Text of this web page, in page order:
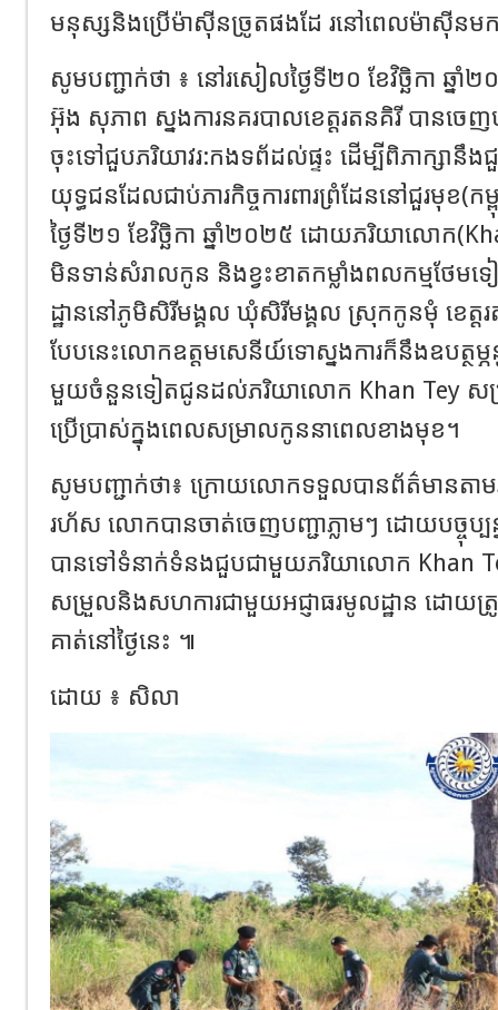
មនុស្សនិងប្រេីម៉ាស៊ីនច្រូតផងដែ រនៅពេលម៉ាស៊ីន
សូមបញ្ជាក់ថា ៖ នៅរសៀលថ្ងៃទី២០ ខែវិច្ឆិកា ឆ្
អ៊ុង សុភាព ស្នងការនគរបាលខេត្តរតនគិរី បានចេ
ចុះទៅជួបភរិយាវរ:កងទព័ដល់ផ្ទះ ដេីម្បីពិភាក្សា
យុទ្ធជនដែលជាប់ភារកិច្ចការពារព្រំដែននៅជួរមុខ(កម្
ថ្ងៃទី២១ ខែវិច្ឆិកា ឆ្នាំ២០២៥ ដោយភរិយាលោក
មិនទាន់សំរាលកូន និងខ្វះខាតកម្លាំងពលកម្មថែម
ដ្ឋាននៅភូមិសិរីមង្គល ឃុំសិរីមង្គល ស្រុកកូនមុំ ខេត្
បែបនេះលោកឧត្តមសេនីយ៍ទោស្នងការក៏នឹងឧបត្ថម្
មួយចំនួនទៀតជូនដល់ភរិយាលោក Khan Tey សម្
ប្រេីប្រាស់ក្នុងពេលសម្រាលកូននាពេលខាងមុខ។
សូមបញ្ជាក់ថា៖ ក្រោយលោកទទួលបានព័ត៌មានតាមរ
រហ័ស លោកបានចាត់ចេញបញ្ជាភ្លាមៗ ដោយបច្ចុប្បន្
បានទៅទំនាក់ទំនងជួបជាមួយភរិយាលោក Khan
សម្រួលនិងសហការជាមួយអជ្ញាធរមូលដ្ឋាន ដោយត្រូវ
គាត់នៅថ្ងៃនេះ ៕
ដោយ ៖ សិលា